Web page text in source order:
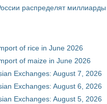
распределят
of rice in June 2026
of maize in June 2026
Exchanges: August 7, 2026
Exchanges: August 6, 2026
Exchanges: August 5, 2026